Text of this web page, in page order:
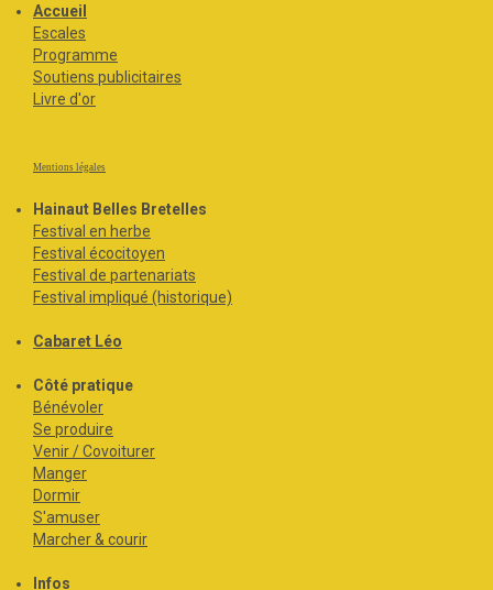
Accueil
Escales
Programme
Soutiens publicitaires
Livre d'or
Mentions légales
Hainaut Belles Bretelles
Festival en herbe
Festival écocitoyen
Festival de partenariats
Festival impliqué (historique)
Cabaret Léo
Côté pratique
Bénévoler
Se produire
Venir / Covoiturer
Manger
Dormir
S'amuser
Marcher & courir
Infos